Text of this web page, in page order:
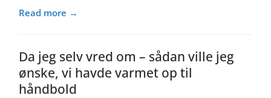
Read more →
Da jeg selv vred om – sådan ville jeg
ønske, vi havde varmet op til
håndbold